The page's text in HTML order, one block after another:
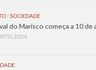
/SOCIEDADE
do Marisco começa a 10 de
2026